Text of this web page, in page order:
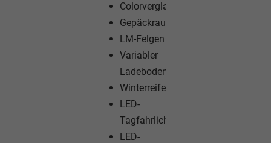
Colorverglasung
Gepäckraumabdeckung
LM-Felgen
Variabler
Ladeboden
Winterreifen
LED-
Tagfahrlicht
LED-